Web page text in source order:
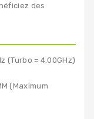
des
(Turbo = 4.00GHz)
(Maximum